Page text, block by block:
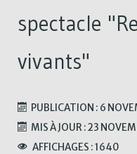
spectacle
vivants"
PUBLICATION : 6
MIS À JOUR : 23
AFFICHAGES : 1640